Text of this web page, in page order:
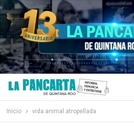
Inicio vida animal atropellada